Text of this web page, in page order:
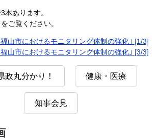
本あります。
ご覧ください。
山市におけるモニタリング体制の強化｣ [1/3]
山市におけるモニタリング体制の強化｣ [3/3]
丸分かり！ 健康・医療
知事会見